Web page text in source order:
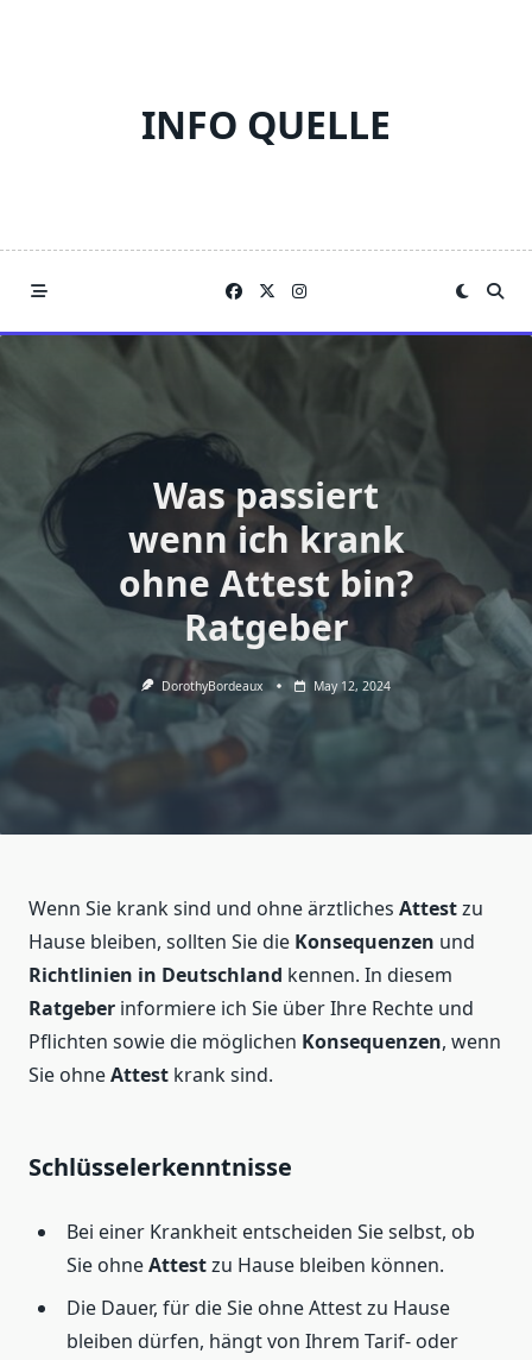
INFO QUELLE
Was passiert
wenn ich krank
ohne Attest bin?
Ratgeber
DorothyBordeaux May 12, 2024
Wenn Sie krank sind und ohne ärztliches Attestzu
Hause bleiben, sollten Sie die Konsequenzen und
Richtlinien in Deutschland kennen. In diesem
Ratgeber informiere ich Sie über Ihre Rechte und
Pflichten sowie die möglichen Konsequenzen, wenn
Sie ohneAttest krank sind.
Schlüsselerkenntnisse
Bei einer Krankheit entscheiden Sie selbst, ob
Sie ohneAttestzu Hause bleiben können.
Die Dauer, für die Sie ohne Attest zu Hause
bleiben dürfen, hängt von Ihrem Tarif- oder